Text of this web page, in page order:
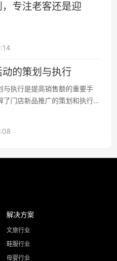
专注老客还是迎
的策划与执行
与执行是提高销售额的重要手
了门店新品推广的策划和执行
解决方案
文旅行业
鞋服行业
母婴行业